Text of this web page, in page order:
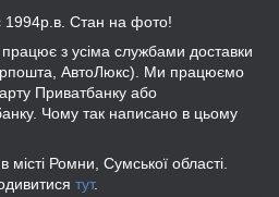
1994р.в. Стан на фото!
з усіма службами доставки
АвтоЛюкс). Ми працюємо
Приватбанку або
Чому так написано в цьому
Ромни, Сумської області.
тут.